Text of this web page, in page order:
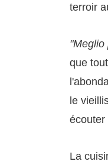
terroir
"Meglio
que
le
écouter
La